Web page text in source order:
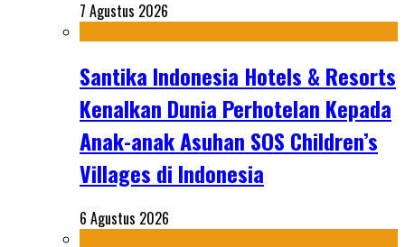
7 Agustus 2026
Santika Indonesia Hotels & Resorts
Kenalkan Dunia Perhotelan Kepada
Anak-anak Asuhan SOS Children’s
Villages di Indonesia
6 Agustus 2026